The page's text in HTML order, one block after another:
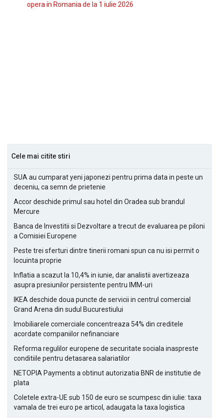
opera in Romania de la 1 iulie 2026
Cele mai citite stiri
SUA au cumparat yeni japonezi pentru prima data in peste un
deceniu, ca semn de prietenie
Accor deschide primul sau hotel din Oradea sub brandul
Mercure
Banca de Investitii si Dezvoltare a trecut de evaluarea pe piloni
a Comisiei Europene
Peste trei sferturi dintre tinerii romani spun ca nu isi permit o
locuinta proprie
Inflatia a scazut la 10,4% in iunie, dar analistii avertizeaza
asupra presiunilor persistente pentru IMM-uri
IKEA deschide doua puncte de servicii in centrul comercial
Grand Arena din sudul Bucurestiului
Imobiliarele comerciale concentreaza 54% din creditele
acordate companiilor nefinanciare
Reforma regulilor europene de securitate sociala inaspreste
conditiile pentru detasarea salariatilor
NETOPIA Payments a obtinut autorizatia BNR de institutie de
plata
Coletele extra-UE sub 150 de euro se scumpesc din iulie: taxa
vamala de trei euro pe articol, adaugata la taxa logistica